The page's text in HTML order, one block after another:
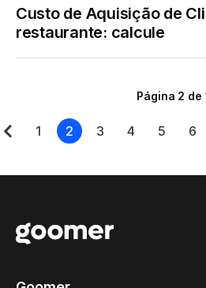
Custo de Aquisição de
restaurante: calcule
Página 2 de
1 2 3 4 5 6